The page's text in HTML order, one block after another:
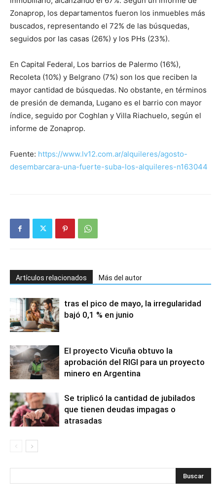
Zonaprop, los departamentos fueron los inmuebles más
buscados, representando el 72% de las búsquedas,
seguidos por las casas (26%) y los PHs (23%).
En Capital Federal, Los barrios de Palermo (16%),
Recoleta (10%) y Belgrano (7%) son los que reciben la
mayor cantidad de búsquedas. No obstante, en términos
de presión de demanda, Lugano es el barrio con mayor
índice, seguido por Coghlan y Villa Riachuelo, según el
informe de Zonaprop.
Fuente: https://www.lv12.com.ar/alquileres/agosto-
desembarcara-una-fuerte-suba-los-alquileres-n163044
Artículos relacionados Más del autor
tras el pico de mayo, la irregularidad
bajó 0,1 % en junio
El proyecto Vicuña obtuvo la
aprobación del RIGI para un proyecto
minero en Argentina
Se triplicó la cantidad de jubilados
que tienen deudas impagas o
atrasadas